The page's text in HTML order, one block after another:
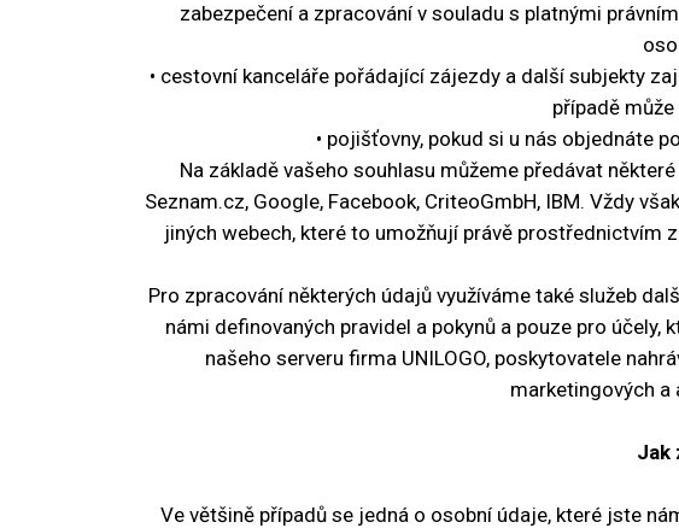
zabezpečení a zpracování v souladu s platnými
• cestovní kanceláře pořádající zájezdy a další subjekty
případě
• pojišťovny, pokud si u nás objednáte
Na základě vašeho souhlasu můžeme předávat
Seznam.cz, Google, Facebook, CriteoGmbH, IBM. Vždy
jiných webech, které to umožňují právě prostřednictvím
Pro zpracování některých údajů využíváme také služeb
námi definovaných pravidel a pokynů a pouze pro
našeho serveru firma UNILOGO, poskytovatele
marketingových a
Jak
Ve většině případů se jedná o osobní údaje, které jste